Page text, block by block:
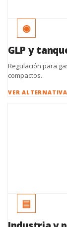
◉
GLP y
Regulación para
compactos.
VER
▤